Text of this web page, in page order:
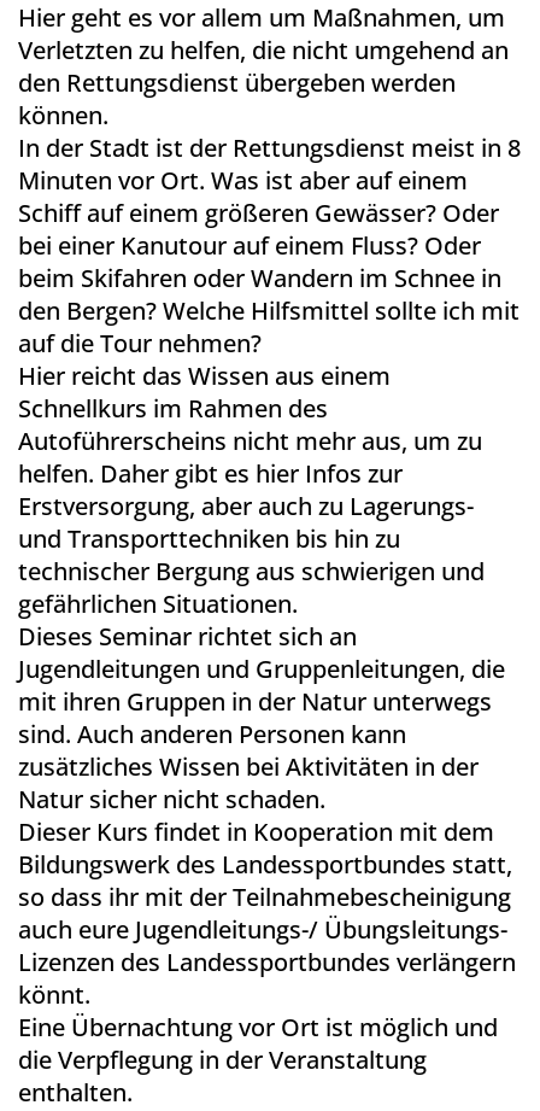
Hier geht es vor allem um Maßnahmen, um
Verletzten zu helfen, die nicht umgehend an
den Rettungsdienst übergeben werden
können.
In der Stadt ist der Rettungsdienst meist in 8
Minuten vor Ort. Was ist aber auf einem
Schiff auf einem größeren Gewässer? Oder
bei einer Kanutour auf einem Fluss? Oder
beim Skifahren oder Wandern im Schnee in
den Bergen? Welche Hilfsmittel sollte ich mit
auf die Tour nehmen?
Hier reicht das Wissen aus einem
Schnellkurs im Rahmen des
Autoführerscheins nicht mehr aus, um zu
helfen. Daher gibt es hier Infos zur
Erstversorgung, aber auch zu Lagerungs-
und Transporttechniken bis hin zu
technischer Bergung aus schwierigen und
gefährlichen Situationen.
Dieses Seminar richtet sich an
Jugendleitungen und Gruppenleitungen, die
mit ihren Gruppen in der Natur unterwegs
sind. Auch anderen Personen kann
zusätzliches Wissen bei Aktivitäten in der
Natur sicher nicht schaden.
Dieser Kurs findet in Kooperation mit dem
Bildungswerk des Landessportbundes statt,
so dass ihr mit der Teilnahmebescheinigung
auch eure Jugendleitungs-/ Übungsleitungs-
Lizenzen des Landessportbundes verlängern
könnt.
Eine Übernachtung vor Ort ist möglich und
die Verpflegung in der Veranstaltung
enthalten.